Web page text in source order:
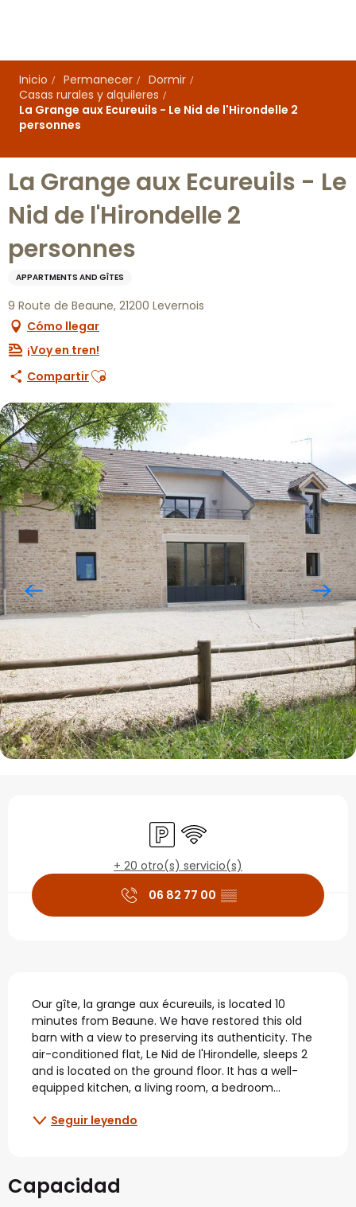
principal
Inicio
Permanecer
Dormir
Casas rurales y alquileres
La Grange aux Ecureuils - Le Nid de l'Hirondelle 2
personnes
La Grange aux Ecureuils - Le
Nid de l'Hirondelle 2
personnes
APPARTMENTS AND GÎTES
9 Route de Beaune, 21200 Levernois
Cómo llegar
¡Voy en tren!
CompartirAjouter aux favoris
Horarios y datos de
Aparcamiento
Wifi
+ 20 otro(s) servicio(s)
06 82 77 00 ▒▒
Descripción
Our gîte, la grange aux écureuils, is located 10
minutes from Beaune. We have restored this old
barn with a view to preserving its authenticity. The
air-conditioned flat, Le Nid de l'Hirondelle, sleeps 2
and is located on the ground floor. It has a well-
equipped kitchen, a living room, a bedroom...
Seguir leyendo
Capacidad